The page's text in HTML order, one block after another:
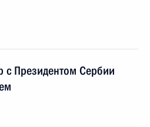
с Президентом Сербии